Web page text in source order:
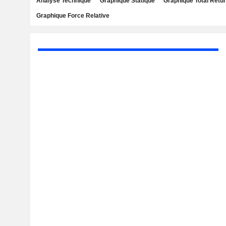
Graphique Force Relative